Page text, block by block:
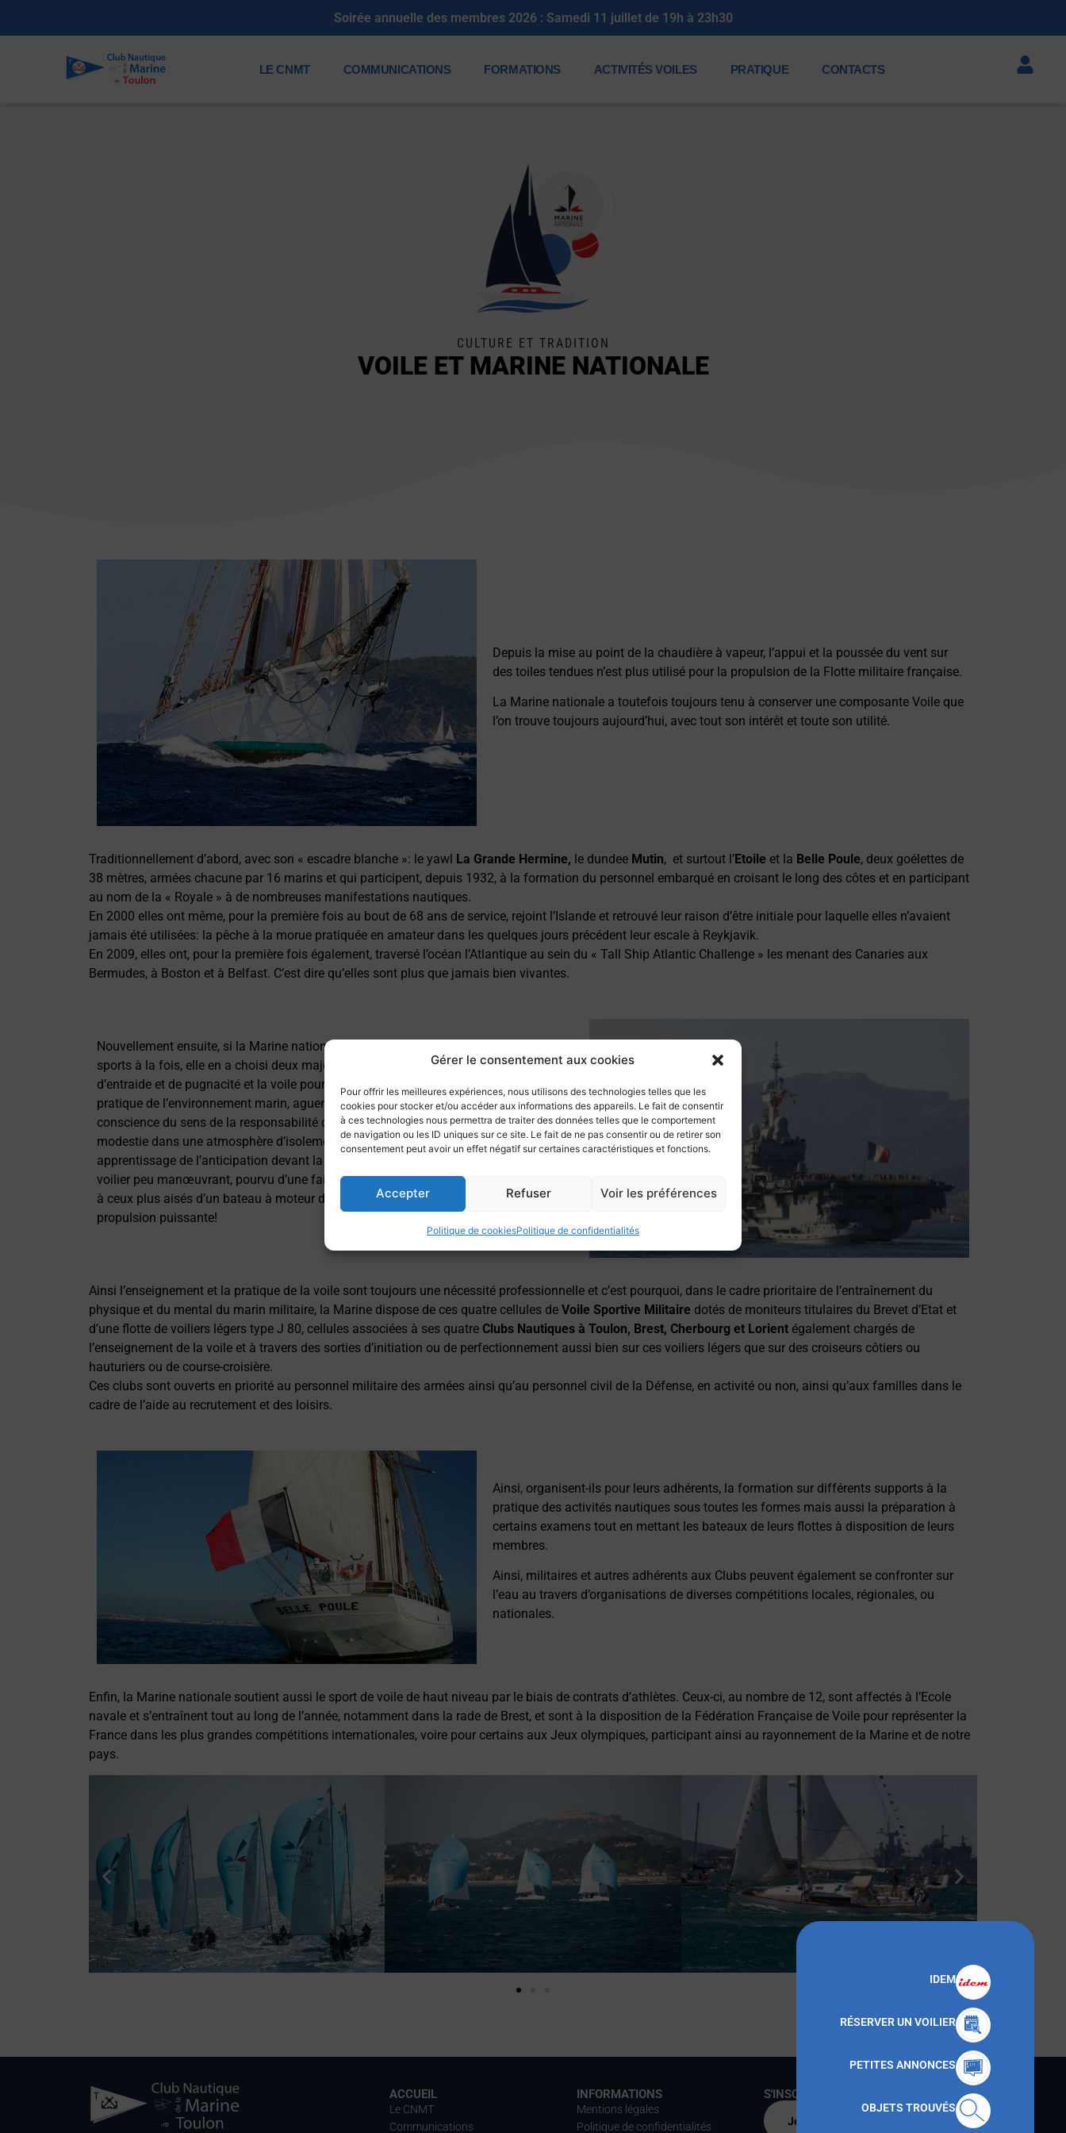
Gérer le consentement aux cookies
Pour offrir les meilleures expériences, nous utilisons des technologies telles que les
cookies pour stocker et/ou accéder aux informations des appareils. Le fait de consentir
à ces technologies nous permettra de traiter des données telles que le comportement
de navigation ou les ID uniques sur ce site. Le fait de ne pas consentir ou de retirer son
consentement peut avoir un effet négatif sur certaines caractéristiques et fonctions.
Accepter Refuser Voir les préférences
Politique de cookiesPolitique de confidentialités
Soirée annuelle des membres 2026 : Samedi 11 juillet de 19h à 23h30
LE CNMT COMMUNICATIONS FORMATIONS ACTIVITÉS VOILES PRATIQUE CONTACTS
CULTURE ET TRADITION
VOILE ET MARINE NATIONALE
Depuis la mise au point de la chaudière à vapeur, l’appui et la poussée du vent sur
des toiles tendues n’est plus utilisé pour la propulsion de la Flotte militaire française.
La Marine nationale a toutefois toujours tenu à conserver une composante Voile que
l’on trouve toujours aujourd’hui, avec tout son intérêt et toute son utilité.
Traditionnellement d’abord, avec son « escadre blanche »: le yawl La Grande Hermine, le dundee Mutin, et surtout l’Etoile et la Belle Poule, deux goélettes de
38 mètres, armées chacune par 16 marins et qui participent, depuis 1932, à la formation du personnel embarqué en croisant le long des côtes et en participant
au nom de la « Royale » à de nombreuses manifestations nautiques.
En 2000 elles ont même, pour la première fois au bout de 68 ans de service, rejoint l’Islande et retrouvé leur raison d’être initiale pour laquelle elles n’avaient
jamais été utilisées: la pêche à la morue pratiquée en amateur dans les quelques jours précédent leur escale à Reykjavik.
En 2009, elles ont, pour la première fois également, traversé l’océan l’Atlantique au sein du « Tall Ship Atlantic Challenge » les menant des Canaries aux
Bermudes, à Boston et à Belfast. C’est dire qu’elles sont plus que jamais bien vivantes.
Nouvellement ensuite, si la Marine nationale ne peut plus mettre l’accent sur tous les
sports à la fois, elle en a choisi deux majeurs : le rugby pour les notions d’équipe,
d’entraide et de pugnacité et la voile pour ses valeurs traditionnelles: connaissance et
pratique de l’environnement marin, aguerrissement face à sa dureté, prise de
conscience du sens de la responsabilité de skipper et d’équipier, esprit d’équipe et de
modestie dans une atmosphère d’isolement, de promiscuité voir de danger, et
apprentissage de l’anticipation devant la difficulté de maîtriser les mouvements d’un
voilier peu manœuvrant, pourvu d’une faible puissance en marche arrière, par rapport
à ceux plus aisés d’un bateau à moteur doté de deux lignes d’arbre et d’une
propulsion puissante!
Ainsi l’enseignement et la pratique de la voile sont toujours une nécessité professionnelle et c’est pourquoi, dans le cadre prioritaire de l’entraînement du
physique et du mental du marin militaire, la Marine dispose de ces quatre cellules de Voile Sportive Militaire dotés de moniteurs titulaires du Brevet d’Etat et
d’une flotte de voiliers légers type J 80, cellules associées à ses quatre Clubs Nautiques à Toulon, Brest, Cherbourg et Lorient également chargés de
l’enseignement de la voile et à travers des sorties d’initiation ou de perfectionnement aussi bien sur ces voiliers légers que sur des croiseurs côtiers ou
hauturiers ou de course-croisière.
Ces clubs sont ouverts en priorité au personnel militaire des armées ainsi qu’au personnel civil de la Défense, en activité ou non, ainsi qu’aux familles dans le
cadre de l’aide au recrutement et des loisirs.
Ainsi, organisent-ils pour leurs adhérents, la formation sur différents supports à la
pratique des activités nautiques sous toutes les formes mais aussi la préparation à
certains examens tout en mettant les bateaux de leurs flottes à disposition de leurs
membres.
Ainsi, militaires et autres adhérents aux Clubs peuvent également se confronter sur
l’eau au travers d’organisations de diverses compétitions locales, régionales, ou
nationales.
Enfin, la Marine nationale soutient aussi le sport de voile de haut niveau par le biais de contrats d’athlètes. Ceux-ci, au nombre de 12, sont affectés à l’Ecole
navale et s’entraînent tout au long de l’année, notamment dans la rade de Brest, et sont à la disposition de la Fédération Française de Voile pour représenter la
France dans les plus grandes compétitions internationales, voire pour certains aux Jeux olympiques, participant ainsi au rayonnement de la Marine et de notre
pays.
IDEM
RÉSERVER UN VOILIER
PETITES ANNONCES
OBJETS TROUVÉS
ACCUEIL
Le CNMT
Communications
INFORMATIONS
Mentions légales
Politique de confidentialités
S'INSCRIRE AU CNMT
Je m'inscris par